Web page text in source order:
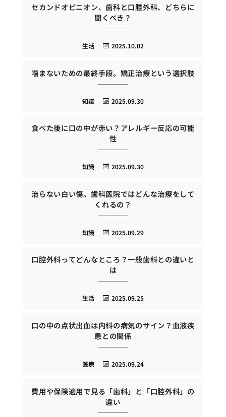
セカンドオピニオン、歯科と口腔外科、どちらに
聞くべき？
2025.10.02
生活
噛まないための最終手段。矯正治療という選択肢
2025.09.30
知識
食べた後に口の中が赤い？アレルギー反応の可能
性
2025.09.30
知識
治らない白い傷。歯科医院ではどんな治療をして
くれるの？
2025.09.29
知識
口腔外科ってどんなところ？一般歯科との違いと
は
2025.09.25
生活
口の中の点状出血は内科の病気のサイン？血液疾
患との関係
2025.09.24
医療
費用や保険適用で見る「歯科」と「口腔外科」の
違い